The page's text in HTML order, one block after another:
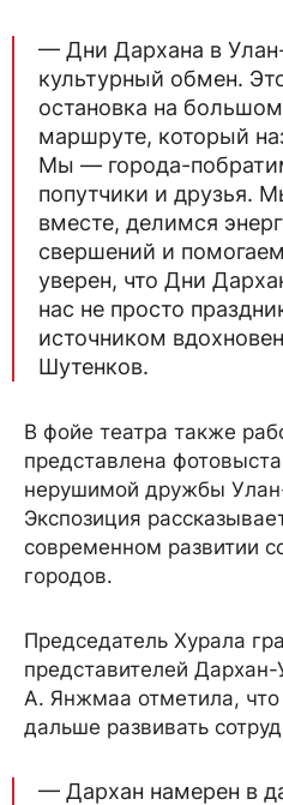
— Дни Дархана в
культурный обмен.
остановка на
маршруте, который
Мы — города-
попутчики и друзья.
вместе, делимся
свершений и
уверен, что Дни
нас не просто
источником
Шутенков.
В фойе театра также
представлена
нерушимой дружбы
Экспозиция
современном развитии
городов.
Председатель Хурала
представителей
А. Янжмаа отметила,
дальше развивать
— Дархан намерен в